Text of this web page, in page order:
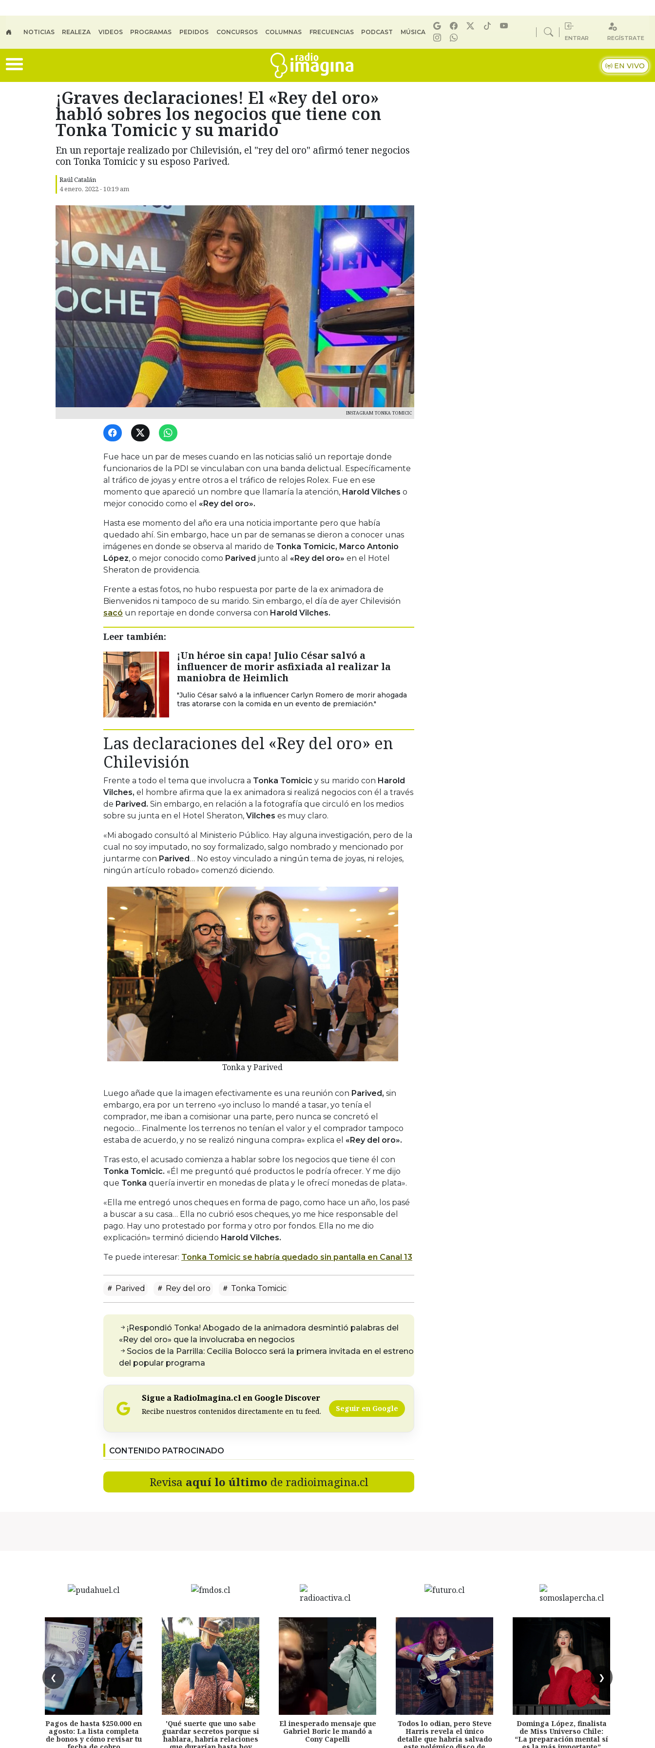
NOTICIAS REALEZA VIDEOS PROGRAMAS PEDIDOS CONCURSOS COLUMNAS FRECUENCIAS PODCAST MÚSICA
ENTRAR REGÍSTRATE
EN VIVO
¡Graves declaraciones! El «Rey del oro»
habló sobres los negocios que tiene con
Tonka Tomicic y su marido
En un reportaje realizado por Chilevisión, el "rey del oro" afirmó tener negocios
con Tonka Tomicic y su esposo Parived.
Raúl Catalán
4 enero, 2022 - 10:19 am
INSTAGRAM TONKA TOMICIC
Fue hace un par de meses cuando en las noticias salió un reportaje donde
funcionarios de la PDI se vinculaban con una banda delictual. Específicamente
al tráfico de joyas y entre otros a el tráfico de relojes Rolex. Fue en ese
momento que apareció un nombre que llamaría la atención, Harold Vilches o
mejor conocido como el «Rey del oro».
Hasta ese momento del año era una noticia importante pero que había
quedado ahí. Sin embargo, hace un par de semanas se dieron a conocer unas
imágenes en donde se observa al marido de Tonka Tomicic, Marco Antonio
López, o mejor conocido como Parived junto al «Rey del oro» en el Hotel
Sheraton de providencia.
Frente a estas fotos, no hubo respuesta por parte de la ex animadora de
Bienvenidos ni tampoco de su marido. Sin embargo, el día de ayer Chilevisión
sacó un reportaje en donde conversa con Harold Vilches.
Leer también:
¡Un héroe sin capa! Julio César salvó a
influencer de morir asfixiada al realizar la
maniobra de Heimlich
"Julio César salvó a la influencer Carlyn Romero de morir ahogada
tras atorarse con la comida en un evento de premiación."
Las declaraciones del «Rey del oro» en
Chilevisión
Frente a todo el tema que involucra a Tonka Tomicic y su marido con Harold
Vilches, el hombre afirma que la ex animadora si realizá negocios con él a través
de Parived. Sin embargo, en relación a la fotografía que circuló en los medios
sobre su junta en el Hotel Sheraton, Vilches es muy claro.
«Mi abogado consultó al Ministerio Público. Hay alguna investigación, pero de la
cual no soy imputado, no soy formalizado, salgo nombrado y mencionado por
juntarme con Parived… No estoy vinculado a ningún tema de joyas, ni relojes,
ningún artículo robado» comenzó diciendo.
Tonka y Parived
Luego añade que la imagen efectivamente es una reunión con Parived, sin
embargo, era por un terreno «yo incluso lo mandé a tasar, yo tenía el
comprador, me iban a comisionar una parte, pero nunca se concretó el
negocio… Finalmente los terrenos no tenían el valor y el comprador tampoco
estaba de acuerdo, y no se realizó ninguna compra» explica el «Rey del oro».
Tras esto, el acusado comienza a hablar sobre los negocios que tiene él con
Tonka Tomicic. «Él me preguntó qué productos le podría ofrecer. Y me dijo
que Tonka quería invertir en monedas de plata y le ofrecí monedas de plata».
«Ella me entregó unos cheques en forma de pago, como hace un año, los pasé
a buscar a su casa… Ella no cubrió esos cheques, yo me hice responsable del
pago. Hay uno protestado por forma y otro por fondos. Ella no me dio
explicación» terminó diciendo Harold Vilches.
Te puede interesar: Tonka Tomicic se habría quedado sin pantalla en Canal 13
Parived Rey del oro Tonka Tomicic
¡Respondió Tonka! Abogado de la animadora desmintió palabras del
«Rey del oro» que la involucraba en negocios
Socios de la Parrilla: Cecilia Bolocco será la primera invitada en el estreno
del popular programa
Sigue a RadioImagina.cl en Google Discover
Recibe nuestros contenidos directamente en tu feed. Seguir en Google
CONTENIDO PATROCINADO
Revisa aquí lo último de radioimagina.cl
❮ ❯
Pagos de hasta $250.000 en
agosto: La lista completa
de bonos y cómo revisar tu
'Qué suerte que uno sabe
guardar secretos porque si
hablara, habría relaciones
El inesperado mensaje que
Gabriel Boric le mandó a
Cony Capelli
Todos lo odian, pero Steve
Harris revela el único
detalle que habría salvado
Dominga López, finalista
de Miss Universo Chile:
“La preparación mental sí